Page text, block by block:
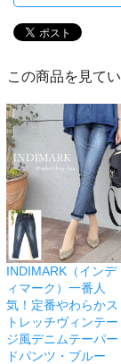
この商品を見て
INDIMARK（インデ
ィマーク）一番人
気！定番やわらかス
トレッチヴィンテー
ジ風デニムテーパー
ドパンツ・ブルー